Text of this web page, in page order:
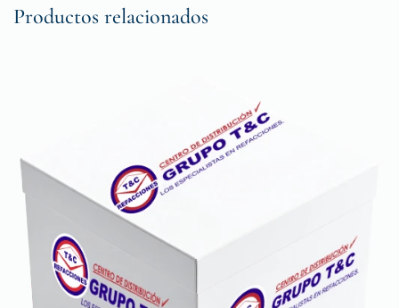
Productos relacionados